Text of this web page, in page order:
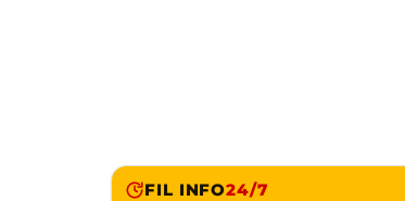
FIL INFO24/7